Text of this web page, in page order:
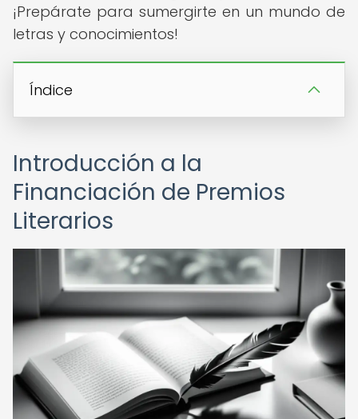
¡Prepárate para sumergirte en un mundo de
letras y conocimientos!
Índice
Introducción a la
Financiación de Premios
Literarios